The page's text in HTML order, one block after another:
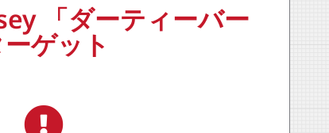
「ダーティーバー
ゲット